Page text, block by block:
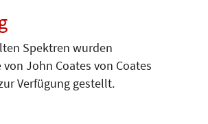
Spektren wurden
John Coates von Coates
Verfügung gestellt.